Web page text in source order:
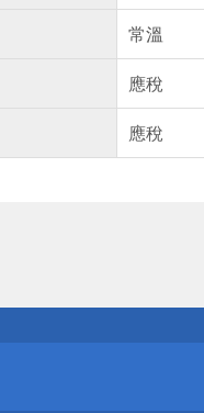
常溫
應稅
應稅
小心！